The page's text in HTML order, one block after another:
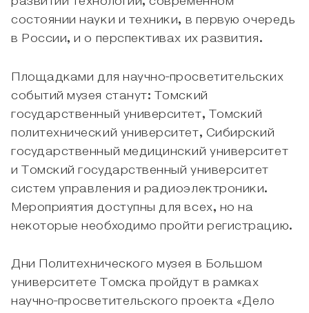
состоянии науки и техники, в первую очередь
в России, и о перспективах их развития.
Площадками для научно-просветительских
событий музея станут: Томский
государственный университет, Томский
политехнический университет, Сибирский
государственный медицинский университет
и Томский государственный университет
систем управления и радиоэлектроники.
Мероприятия доступны для всех, но на
некоторые необходимо пройти регистрацию.
Дни Политехнического музея в Большом
университете Томска пройдут в рамках
научно-просветительского проекта «Дело